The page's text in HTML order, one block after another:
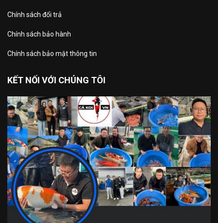
Chính sách đổi trả
Chính sách bảo hành
Chính sách bảo mật thông tin
KẾT NỐI VỚI CHÚNG TÔI